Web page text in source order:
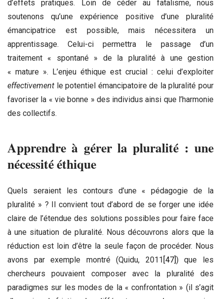
d’effets pratiques. Loin de céder au fatalisme, nous
soutenons qu’une expérience positive d’une pluralité
émancipatrice est possible, mais nécessitera un
apprentissage. Celui-ci permettra le passage d’un
traitement « spontané » de la pluralité à une gestion
« mature ». L’enjeu éthique est crucial : celui d’exploiter
effectivement le potentiel émancipatoire de la pluralité pour
favoriser la « vie bonne » des individus ainsi que l’harmonie
des collectifs.
Apprendre à gérer la pluralité : une
nécessité éthique
Quels seraient les contours d’une « pédagogie de la
pluralité » ? Il convient tout d’abord de se forger une idée
claire de l’étendue des solutions possibles pour faire face
à une situation de pluralité. Nous découvrons alors que la
réduction est loin d’être la seule façon de procéder. Nous
avons par exemple montré (Quidu, 2011 [47]) que les
chercheurs pouvaient composer avec la pluralité des
paradigmes sur les modes de la « confrontation » (il s’agit